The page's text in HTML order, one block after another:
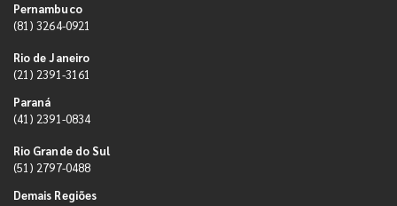
Pernambuco
(81) 3264-0921
Rio de Janeiro
(21) 2391-3161
Paraná
(41) 2391-0834
Rio Grande do Sul
(51) 2797-0488
Demais Regiões